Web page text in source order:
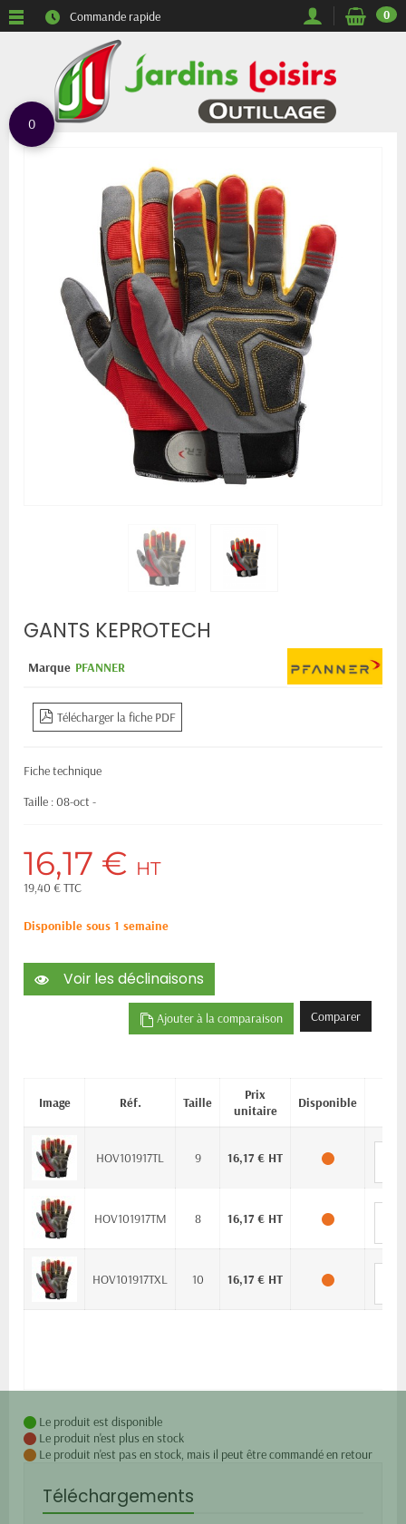
0
Commande rapide 0
GANTS KEPROTECH
Marque PFANNER
Télécharger la fiche PDF
Fiche technique
Taille : 08-oct -
16,17 € HT
19,40 € TTC
Disponible sous 1 semaine
Voir les déclinaisons
Ajouter à la comparaison Comparer
Image Réf. Taille
Prix
unitaire
Disponible
HOV101917TL 9 16,17 € HT
HOV101917TM 8 16,17 € HT
HOV101917TXL 10 16,17 € HT
Le produit est disponible
Le produit n'est plus en stock
Le produit n'est pas en stock, mais il peut être commandé en retour
Téléchargements